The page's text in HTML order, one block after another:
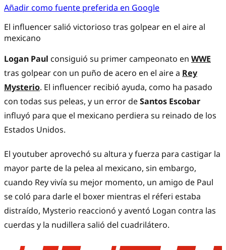
Añadir como fuente preferida en Google
El influencer salió victorioso tras golpear en el aire al
mexicano
Logan Paul consiguió su primer campeonato en WWE
tras golpear con un puño de acero en el aire a Rey
Mysterio. El influencer recibió ayuda, como ha pasado
con todas sus peleas, y un error deSantos Escobar
influyó para que el mexicano perdiera su reinado de los
Estados Unidos.
El youtuber aprovechó su altura y fuerza para castigar la
mayor parte de la pelea al mexicano, sin embargo,
cuando Rey vivía su mejor momento, un amigo de Paul
se coló para darle el boxer mientras el réferi estaba
distraído, Mysterio reaccionó y aventó Logan contra las
cuerdas y la nudillera salió del cuadrilátero.